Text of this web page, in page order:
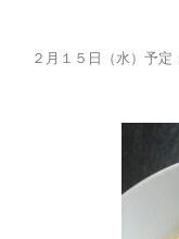
２月１５日（水）予